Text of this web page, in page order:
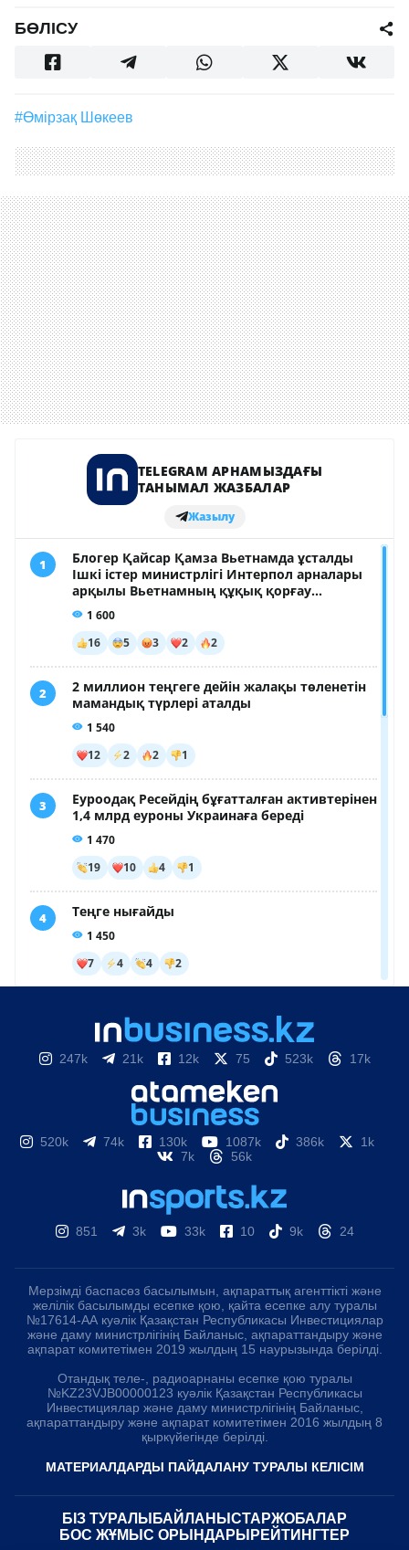
БӨЛІСУ
#Өмірзақ Шөкеев
247k 21k 12k 75 523k 17k
520k 74k 130k 1087k 386k
1k
7k
56k
851 3k 33k 10 9k 24
Мерзімді баспасөз басылымын, ақпараттық агенттікті және
желілік басылымды есепке қою, қайта есепке алу туралы
№17614-АА куәлік Қазақстан Республикасы Инвестициялар
және даму министрлігінің Байланыс, ақпараттандыру және
ақпарат комитетімен 2019 жылдың 15 наурызында берілді.
Отандық теле-, радиоарнаны есепке қою туралы
№KZ23VJB00000123 куәлік Қазақстан Республикасы
Инвестициялар және даму министрлігінің Байланыс,
ақпараттандыру және ақпарат комитетімен 2016 жылдың 8
қыркүйегінде берілді.
МАТЕРИАЛДАРДЫ ПАЙДАЛАНУ ТУРАЛЫ КЕЛІСІМ
БІЗ ТУРАЛЫ БАЙЛАНЫСТАРЖОБАЛАР
БОС ЖҰМЫС ОРЫНДАРЫ РЕЙТИНГТЕР